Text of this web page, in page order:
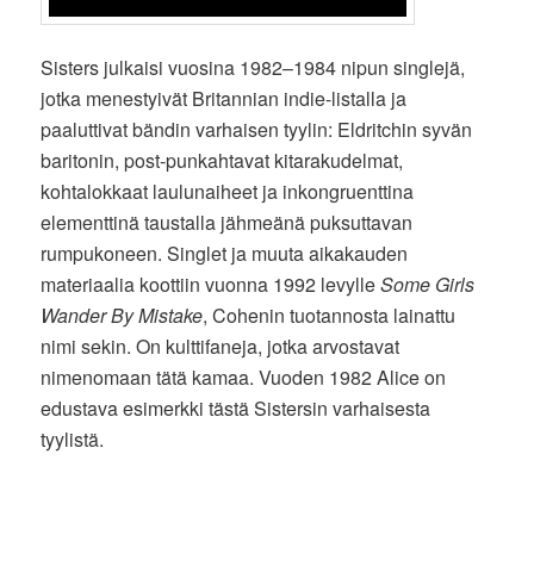
Sisters julkaisi vuosina 1982–1984 nipun singlejä,
jotka menestyivät Britannian indie-listalla ja
paaluttivat bändin varhaisen tyylin: Eldritchin syvän
baritonin, post-punkahtavat kitarakudelmat,
kohtalokkaat laulunaiheet ja inkongruenttina
elementtinä taustalla jähmeänä puksuttavan
rumpukoneen. Singlet ja muuta aikakauden
materiaalia koottiin vuonna 1992 levylleSome Girls
Wander By Mistake, Cohenin tuotannosta lainattu
nimi sekin. On kulttifaneja, jotka arvostavat
nimenomaan tätä kamaa. Vuoden 1982 Alice on
edustava esimerkki tästä Sistersin varhaisesta
tyylistä.